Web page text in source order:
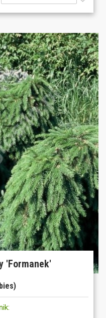
'Formanek'